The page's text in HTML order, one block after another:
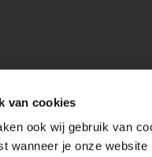
van cookies
ook wij gebruik van
wanneer je onze